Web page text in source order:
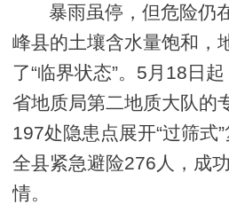
暴雨虽停，但危险仍
峰县的土壤含水量饱和，
了“临界状态”。5月18日
省地质局第二地质大队的
197处隐患点展开“过筛式
全县紧急避险276人，成
情。